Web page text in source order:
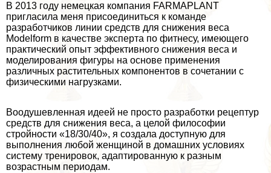
В 2013 году немецкая компания FARMAPLANT
пригласила меня присоединиться к комaнде
разработчиков линии средств для снижения веса
Modelform в качестве эксперта по фитнесу, имеющего
пpaктический опыт эффективного снижения веса и
моделирования фигуры на основе применения
различных растительных компонентов в сочетании с
физическими нагрузками.
Воодушевленная идеей не просто разработки рецептур
средств для снижения веса, а целой философии
стройности «18/30/40», я создала доступную для
выполнения любой женщиной в домашних условиях
систему тренировок, адаптированную к разным
возрастным периодам.